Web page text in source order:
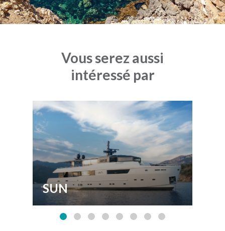
Vous serez aussi
intéressé par
SUN